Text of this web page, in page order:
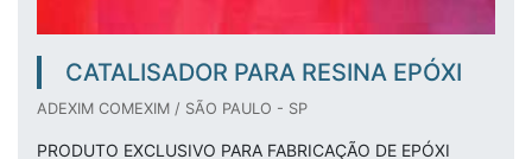
CATALISADOR PARA RESINA EPÓXI
ADEXIM COMEXIM / SÃO PAULO - SP
PRODUTO EXCLUSIVO PARA FABRICAÇÃO DE EPÓXI